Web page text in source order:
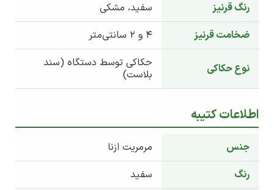
رنگ قرنیز
سفید، مشکی
ضخامت قرنیز
نوع حکاکی
حکاکی توسط دستگاه (سند
بلاست)
اطلاعات کتیبه
جنس
مرمریت ازنا
رنگ
سفید